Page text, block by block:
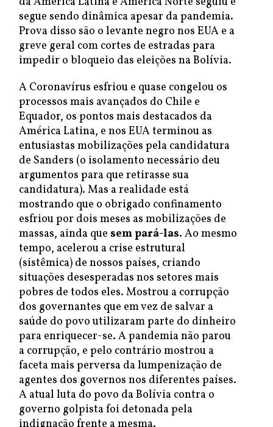
segue sendo dinâmica apesar da pandemia.
Prova disso são o levante negro nos EUA e a
greve geral com cortes de estradas para
impedir o bloqueio das eleições na Bolívia.
A Coronavírus esfriou e quase congelou os
processos mais avançados do Chile e
Equador, os pontos mais destacados da
América Latina, e nos EUA terminou as
entusiastas mobilizações pela candidatura
de Sanders (o isolamento necessário deu
argumentos para que retirasse sua
candidatura). Mas a realidade está
mostrando que o obrigado confinamento
esfriou por dois meses as mobilizações de
massas, ainda que sem pará-las. Ao mesmo
tempo, acelerou a crise estrutural
(sistêmica) de nossos países, criando
situações desesperadas nos setores mais
pobres de todos eles. Mostrou a corrupção
dos governantes que em vez de salvar a
saúde do povo utilizaram parte do dinheiro
para enriquecer-se. A pandemia não parou
a corrupção, e pelo contrário mostrou a
faceta mais perversa da lumpenização de
agentes dos governos nos diferentes países.
A atual luta do povo da Bolívia contra o
governo golpista foi detonada pela